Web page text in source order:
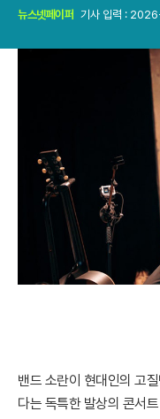
뉴스넷페이퍼 기사 입력 :
밴드 소란이 현대인의 고
다는 독특한 발상의 콘서